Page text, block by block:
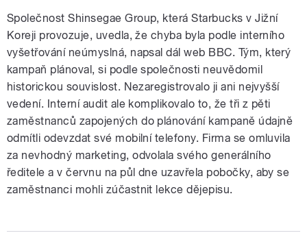
Společnost Shinsegae Group, která Starbucks v Jižní
Koreji provozuje, uvedla, že chyba byla podle interního
vyšetřování neúmyslná, napsal dál web BBC. Tým, který
kampaň plánoval, si podle společnosti neuvědomil
historickou souvislost. Nezaregistrovalo ji ani nejvyšší
vedení. Interní audit ale komplikovalo to, že tři z pěti
zaměstnanců zapojených do plánování kampaně údajně
odmítli odevzdat své mobilní telefony. Firma se omluvila
za nevhodný marketing, odvolala svého generálního
ředitele a v červnu na půl dne uzavřela pobočky, aby se
zaměstnanci mohli zúčastnit lekce dějepisu.